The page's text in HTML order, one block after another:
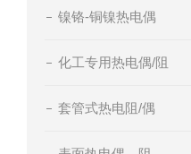
镍铬-铜镍热电偶
化工专用热电偶/阻
套管式热电阻/偶